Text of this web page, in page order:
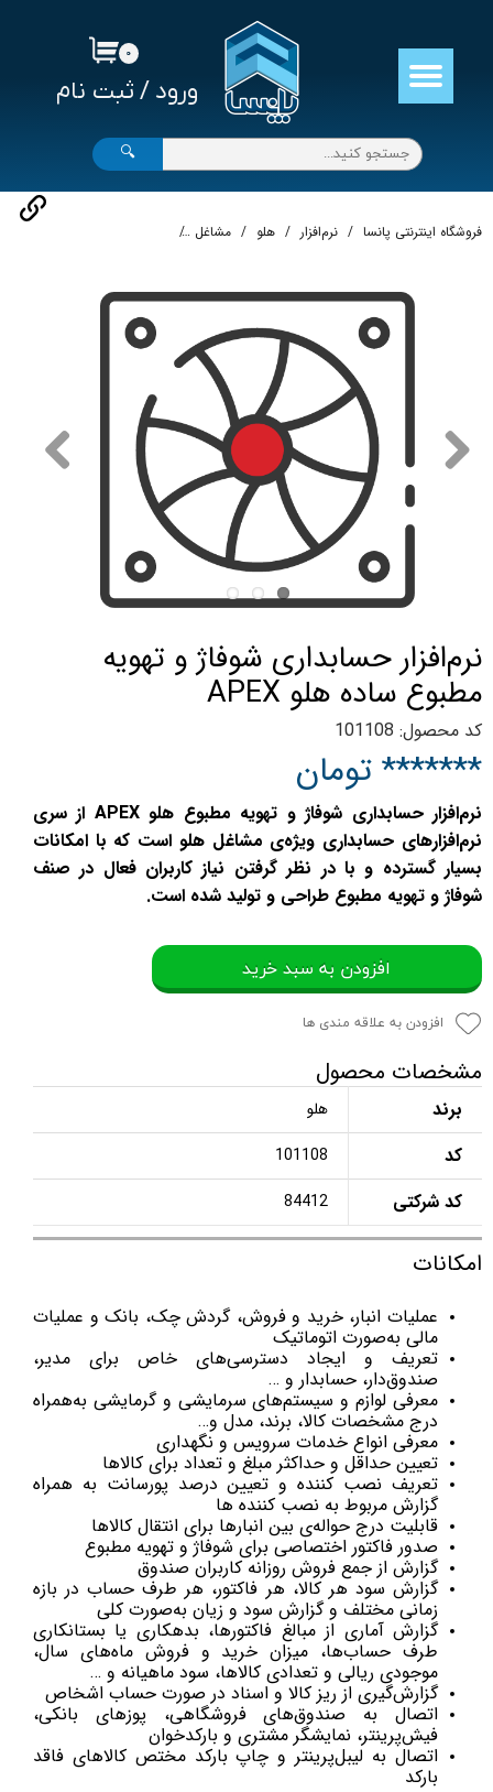
ورود / ثبت نام
حساب کاربری من
تغییر گذر واژه
سفارشات
خروج از حساب کاربری
۰
🔍
فروشگاه اینترنتی پانسا نرم‌افزار هلو مشاغل
نرم‌افزار حسابداری شوفاژ و تهویه
مطبوع ساده هلو APEX
کد محصول: 101108
******* تومان
نرم‌افزار حسابداری شوفاژ و تهویه مطبوع هلو APEX از سری
نرم‌افزارهای حسابداری ویژه‌ی مشاغل هلو است که با امکانات
بسیار گسترده و با در نظر گرفتن نیاز کاربران فعال در صنف
شوفاژ و تهویه مطبوع طراحی و تولید شده است.
افزودن به سبد خرید
افزودن به علاقه مندی ها
مشخصات محصول
برند هلو
کد 101108
کد شرکتی 84412
امکانات
عملیات انبار، خرید و فروش، گردش چک، بانک و عملیات
مالی به‌صورت اتوماتیک
تعریف و ایجاد دسترسی‌های خاص برای مدیر،
صندوق‌دار، حسابدار و …
معرفی لوازم و سیستم‌های سرمایشی و گرمایشی به‌همراه
درج مشخصات کالا، برند، مدل و…
معرفی انواع خدمات سرویس و نگهداری
تعیین حداقل و حداکثر مبلغ و تعداد برای کالاها
تعریف نصب کننده و تعیین درصد پورسانت به همراه
گزارش‌ مربوط به نصب کننده ها
قابلیت درج حواله‌ی بین انبارها برای انتقال کالاها
صدور فاکتور اختصاصی برای شوفاژ و تهویه مطبوع
گزارش از جمع فروش روزانه کاربران صندوق
گزارش سود هر كالا، هر فاكتور، هر طرف حساب در بازه
زمانی مختلف و گزارش سود و زیان به‌صورت کلی
گزارش آماری از مبالغ فاکتورها، بدهکاری یا بستانکاری
طرف حساب‌ها، میزان خرید و فروش ماه‌های سال،
موجودی ریالی و تعدادی کالاها، سود ماهیانه و …
گزارش‌گیری از ریز کالا و اسناد در صورت حساب اشخاص
اتصال به صندوق‌های فروشگاهی، پوزهای بانکی،
فیش‌پرینتر، نمایشگر مشتری و بارکدخوان
اتصال به لیبل‌پرینتر و چاپ بارکد مختص کالاهای فاقد
بارکد